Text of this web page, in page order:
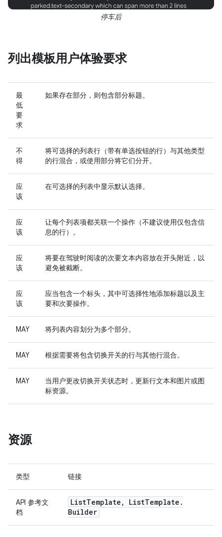
停车后
列出模板用户体验要求
最
低
要
求
如果存在部分，则包含部分标题。
不
得
将可选择的列表行（带有单选按钮的行）与其他类型
的行混合，或使用部分将它们分开。
应
该
在可选择的列表中显示默认选择。
应
该
让每个列表项都关联一个操作（不建议使用仅包含信
息的行）。
应
该
将要在驾驶时阅读的次要文本内容放在开头附近，以
避免被截断。
应
该
应当包含一个标头，其中可选择性地添加标题以及主
要和次要操作。
MAY 将列表内容划分为多个部分。
MAY 根据需要将包含切换开关的行与其他行混合。
MAY
当用户更改切换开关状态时，更新行文本和图片或图
标资源。
资源
类型 链接
API 参考文
档
ListTemplate , ListTemplate .
Builder